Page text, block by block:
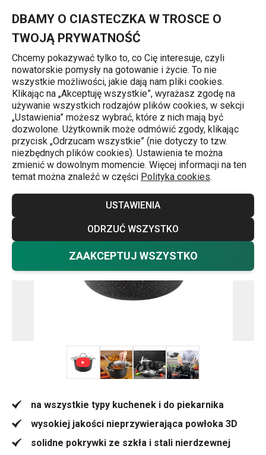
DBAMY O CIASTECZKA W TROSCE O
TWOJĄ PRYWATNOŚĆ
Chcemy pokazywać tylko to, co Cię interesuje, czyli
nowatorskie pomysły na gotowanie i życie. To nie
wszystkie możliwości, jakie dają nam pliki cookies.
Klikając na „Akceptuję wszystkie”, wyrażasz zgodę na
używanie wszystkich rodzajów plików cookies, w sekcji
„Ustawienia” możesz wybrać, które z nich mają być
dozwolone. Użytkownik może odmówić zgody, klikając
przycisk „Odrzucam wszystkie” (nie dotyczy to tzw.
niezbędnych plików cookies). Ustawienia te można
zmienić w dowolnym momencie. Więcej informacji na ten
temat można znaleźć w części Polityka cookies.
USTAWIENIA
ODRZUĆ WSZYSTKO
ZAAKCEPTUJ WSZYSTKO
Garnki
Garnek PRESIDENT Stone
z pokrywką ø 24 cm, 6,0 l
Darmowa dostawa
na wszystkie typy kuchenek i do piekarnika
wysokiej jakości nieprzywierająca powłoka 3D
solidne pokrywki ze szkła i stali nierdzewnej